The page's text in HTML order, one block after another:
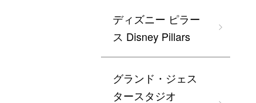
ディズニー ピラー
ス Disney Pillars
グランド・ジェス
タースタジオ